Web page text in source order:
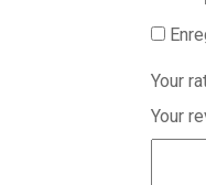
Your
Your